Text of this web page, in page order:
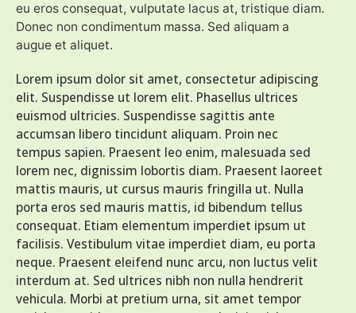
eu eros consequat, vulputate lacus at, tristique diam.
Donec non condimentum massa. Sed aliquam a
augue et aliquet.
Lorem ipsum dolor sit amet, consectetur adipiscing
elit. Suspendisse ut lorem elit. Phasellus ultrices
euismod ultricies. Suspendisse sagittis ante
accumsan libero tincidunt aliquam. Proin nec
tempus sapien. Praesent leo enim, malesuada sed
lorem nec, dignissim lobortis diam. Praesent laoreet
mattis mauris, ut cursus mauris fringilla ut. Nulla
porta eros sed mauris mattis, id bibendum tellus
consequat. Etiam elementum imperdiet ipsum ut
facilisis. Vestibulum vitae imperdiet diam, eu porta
neque. Praesent eleifend nunc arcu, non luctus velit
interdum at. Sed ultrices nibh non nulla hendrerit
vehicula. Morbi at pretium urna, sit amet tempor